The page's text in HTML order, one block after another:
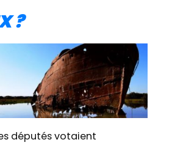
?
députés votaient